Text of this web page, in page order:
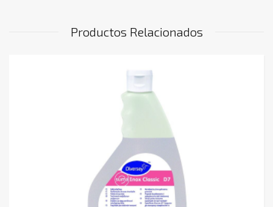
Productos Relacionados